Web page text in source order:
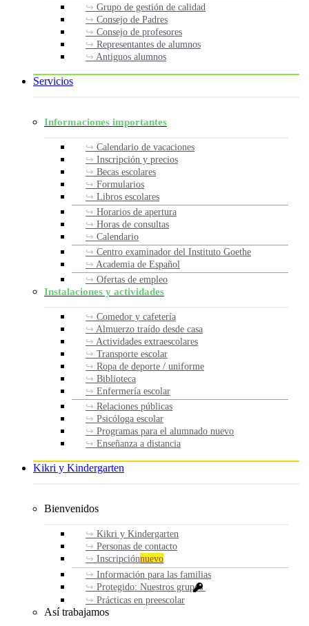
Grupo de gestión de calidad
Consejo de Padres
Consejo de profesores
Representantes de alumnos
Antiguos alumnos
Servicios
Informaciones importantes
Calendario de vacaciones
Inscripción y precios
Becas escolares
Formularios
Libros escolares
Horarios de apertura
Horas de consultas
Calendario
Centro examinador del Instituto Goethe
Academia de Español
Ofertas de empleo
Instalaciones y actividades
Comedor y cafetería
Almuerzo traído desde casa
Actividades extraescolares
Transporte escolar
Ropa de deporte / uniforme
Biblioteca
Enfermería escolar
Relaciones públicas
Psicóloga escolar
Programas para el alumnado nuevo
Enseñanza a distancia
Kikri y Kindergarten
Bienvenidos
Kikri y Kindergarten
Personas de contacto
Inscripciónnuevo
Información para las familias
Protegido: Nuestros grupos
Prácticas en preescolar
Así trabajamos